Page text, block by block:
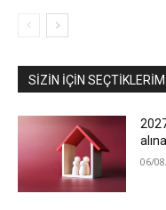
SIZIN İÇIN
06/